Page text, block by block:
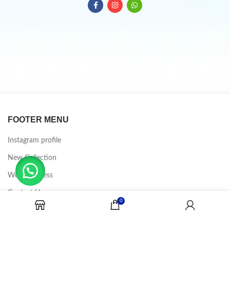
FOOTER MENU
Instagram profile
New Collection
Woman Dress
Contact Us
Latest News
0